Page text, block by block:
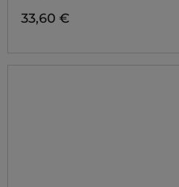
33,60 €